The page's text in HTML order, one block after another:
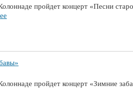
пройдет концерт «Песни
пройдет концерт «Зимние